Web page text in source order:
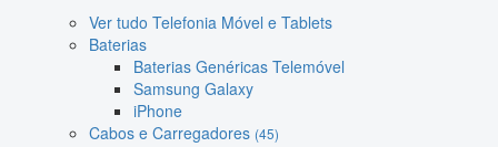
Ver tudo Telefonia Móvel e Tablets
Baterias
Baterias Genéricas Telemóvel
Samsung Galaxy
iPhone
Cabos e Carregadores (45)